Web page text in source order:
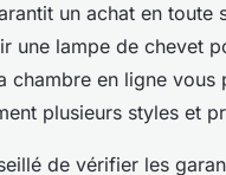
un achat en toute
une lampe de chevet
chambre en ligne vous
plusieurs styles et
de vérifier les